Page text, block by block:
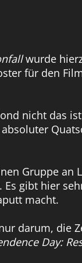
wurde
für den
nicht das
Gruppe an
gibt hier
macht.
darum, die
Day: